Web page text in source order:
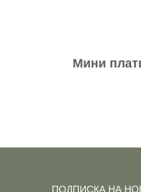
Мини
ПОДПИСКА НА